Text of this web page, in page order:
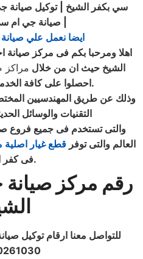
سي بكفر الشيخ | توكيل صيانة
صيانة جي ام
ايضا نعمل علي
اهلا ومرحبا بكم فى مركز صيانة
الشيخ حيث ان من خلال مراكز
احصلوا على كافة.
وذلك عن طريق المهندسيين
التقنيات والوسائل
والتى تستخدم فى جميع
العالم والتى توفر قطع غيار اصلية
فى كفر.
رقم مركز
للتواصل معنا ارقام توكيل